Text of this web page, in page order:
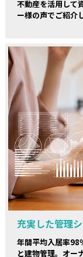
不動産を活用して
ー様の声でご紹介
充実した管理
年間平均入居率98
と建物管理。オー